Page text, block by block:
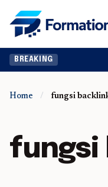
BREAKING
Home / fungsi
fungsi